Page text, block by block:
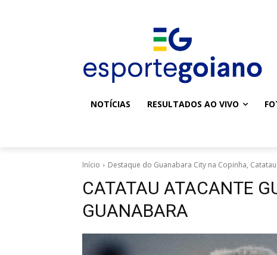
NOTÍCIAS RESULTADOS AO VIVO
Início Destaque do Guanabara City na Copinha,
CATATAU ATACANTE
GUANABARA